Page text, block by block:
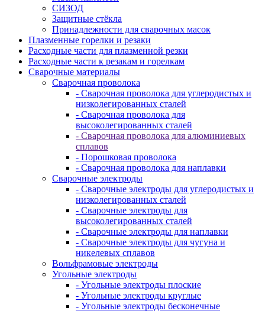
СИЗОД
Защитные стёкла
Принадлежности для сварочных масок
Плазменные горелки и резаки
Расходные части для плазменной резки
Расходные части к резакам и горелкам
Сварочные материалы
Сварочная проволока
- Сварочная проволока для углеродистых и
низколегированных сталей
- Сварочная проволока для
высоколегированных сталей
- Сварочная проволока для алюминиевых
сплавов
- Порошковая проволока
- Сварочная проволока для наплавки
Сварочные электроды
- Сварочные электроды для углеродистых и
низколегированных сталей
- Сварочные электроды для
высоколегированных сталей
- Сварочные электроды для наплавки
- Сварочные электроды для чугуна и
никелевых сплавов
Вольфрамовые электроды
Угольные электроды
- Угольные электроды плоские
- Угольные электроды круглые
- Угольные электроды бесконечные